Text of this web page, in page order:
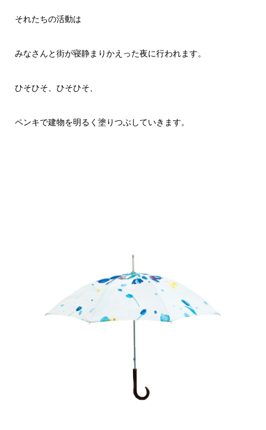
それたちの活動は
みなさんと街が寝静まりかえった夜に行われます。
ひそひそ、ひそひそ、
ペンキで建物を明るく塗りつぶしていきます。